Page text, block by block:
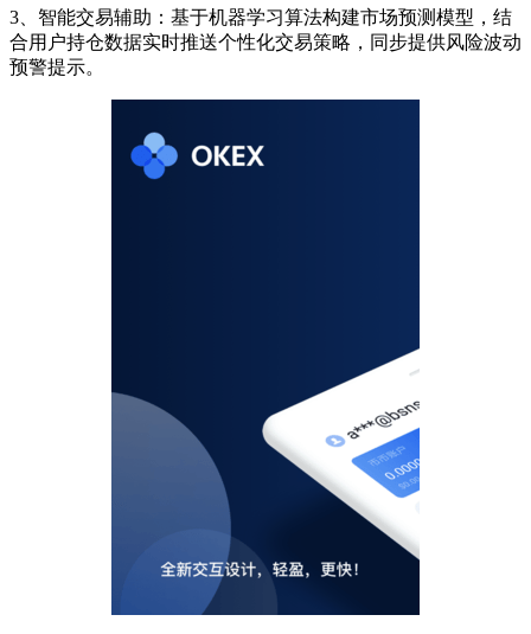
3、智能交易辅助：基于机器学习算法构建市场预测模型，结
合用户持仓数据实时推送个性化交易策略，同步提供风险波动
预警提示。